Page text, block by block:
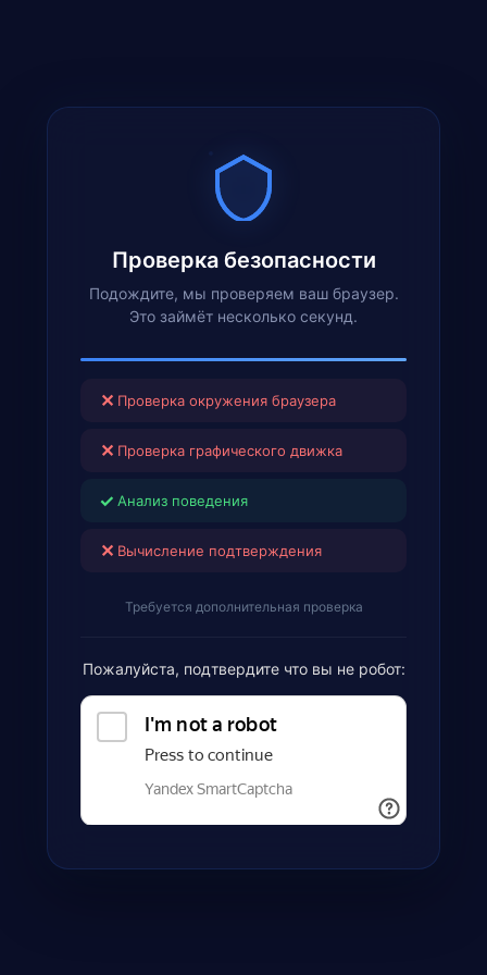
Проверка безопасности
Подождите, мы проверяем ваш браузер.
Это займёт несколько секунд.
✕ Проверка окружения браузера
✕ Проверка графического движка
✓ Анализ поведения
✕ Вычисление подтверждения
Требуется дополнительная проверка
Пожалуйста, подтвердите что вы не робот: